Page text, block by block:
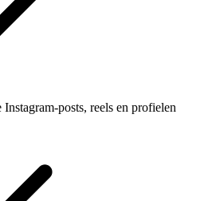
posts, reels en profielen